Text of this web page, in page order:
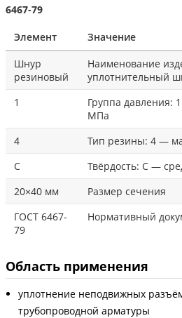
6467-79
Элемент
Значение
Шнур
резиновый
Наименование
уплотнительный
1
Группа давления:
МПа
4
Тип резины: 4 —
С
Твёрдость: С —
20×40 мм
Размер сечения
ГОСТ 6467-
79
Нормативный
Область применения
уплотнение неподвижных
трубопроводной арматуры